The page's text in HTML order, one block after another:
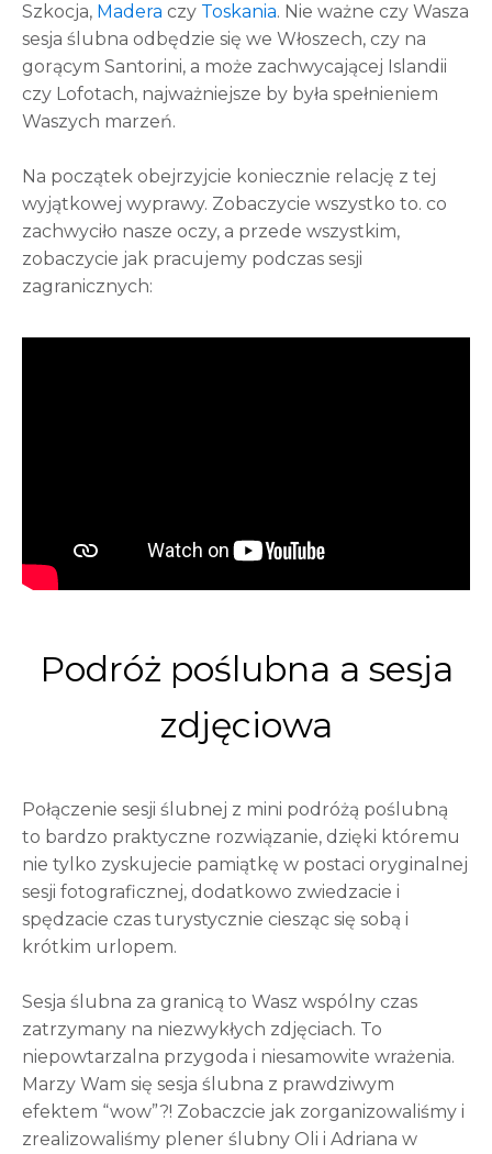
Szkocja, Madera czy Toskania. Nie ważne czy Wasza
sesja ślubna odbędzie się we Włoszech, czy na
gorącym Santorini, a może zachwycającej Islandii
czy Lofotach, najważniejsze by była spełnieniem
Waszych marzeń.
Na początek obejrzyjcie koniecznie relację z tej
wyjątkowej wyprawy. Zobaczycie wszystko to. co
zachwyciło nasze oczy, a przede wszystkim,
zobaczycie jak pracujemy podczas sesji
zagranicznych:
Podróż poślubna a sesja
zdjęciowa
Połączenie sesji ślubnej z mini podróżą poślubną
to bardzo praktyczne rozwiązanie, dzięki któremu
nie tylko zyskujecie pamiątkę w postaci oryginalnej
sesji fotograficznej, dodatkowo zwiedzacie i
spędzacie czas turystycznie ciesząc się sobą i
krótkim urlopem.
Sesja ślubna za granicą to Wasz wspólny czas
zatrzymany na niezwykłych zdjęciach. To
niepowtarzalna przygoda i niesamowite wrażenia.
Marzy Wam się sesja ślubna z prawdziwym
efektem “wow”?! Zobaczcie jak zorganizowaliśmy i
zrealizowaliśmy plener ślubny Oli i Adriana w